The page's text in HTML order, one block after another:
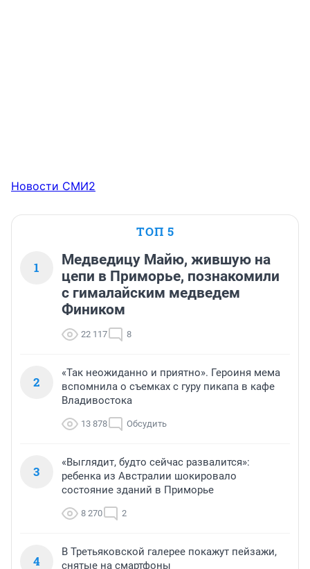
Новости СМИ2
ТОП 5
1
Медведицу Майю, жившую на
цепи в Приморье, познакомили
с гималайским медведем
Фиником
22 117 8
2
«Так неожиданно и приятно». Героиня мема
вспомнила о съемках с гуру пикапа в кафе
Владивостока
13 878 Обсудить
3
«Выглядит, будто сейчас развалится»:
ребенка из Австралии шокировало
состояние зданий в Приморье
8 270 2
4
В Третьяковской галерее покажут пейзажи,
снятые на смартфоны